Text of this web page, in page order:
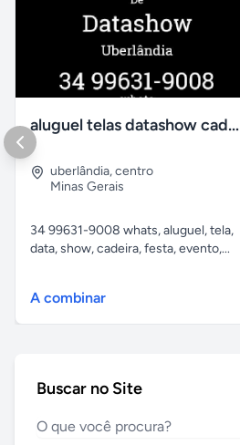
aluguel telas datashow cadeiras uberlândia
uberlândia,centro
Minas Gerais
34 99631-9008 whats, aluguel, tela,
data, show, cadeira, festa, evento,...
A combinar
Buscar no Site